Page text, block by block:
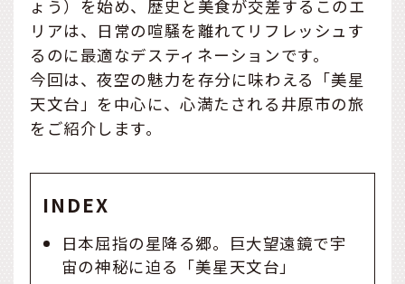
ょう）を始め、歴史と美食が交差するこのエ
リアは、日常の喧騒を離れてリフレッシュす
るのに最適なデスティネーションです。
今回は、夜空の魅力を存分に味わえる「美星
天文台」を中心に、心満たされる井原市の旅
をご紹介します。
INDEX
日本屈指の星降る郷。巨大望遠鏡で宇
宙の神秘に迫る「美星天文台」